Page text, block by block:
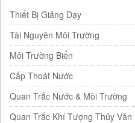
Thiết Bị Giảng Dạy
Tài Nguyên Môi Trường
Môi Trường Biển
Cấp Thoát Nước
Quan Trắc Nước & Môi Trường
Quan Trắc Khí Tượng Thủy Văn